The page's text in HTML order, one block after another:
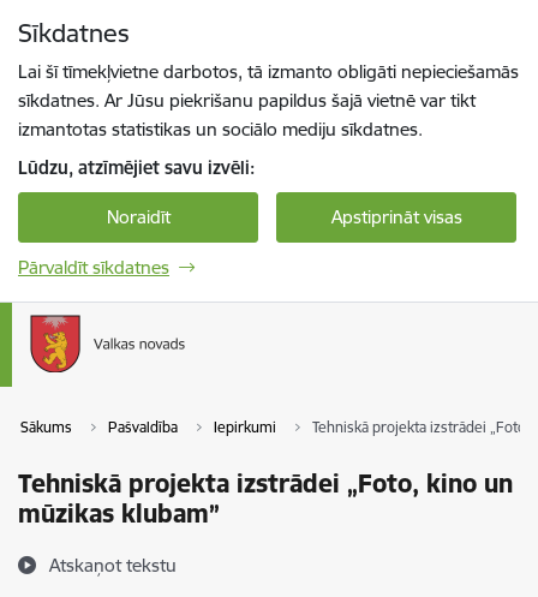
Sīkdatnes
Lai šī tīmekļvietne darbotos, tā izmanto obligāti nepieciešamās
sīkdatnes. Ar Jūsu piekrišanu papildus šajā vietnē var tikt
izmantotas statistikas un sociālo mediju sīkdatnes.
Lūdzu, atzīmējiet savu izvēli:
Noraidīt Apstiprināt visas
Pārvaldīt sīkdatnes
Sākums Pašvaldība Iepirkumi Tehniskā projekta izstrādei „Foto,
Tehniskā projekta izstrādei „Foto, kino un
mūzikas klubam”
Atskaņot tekstu